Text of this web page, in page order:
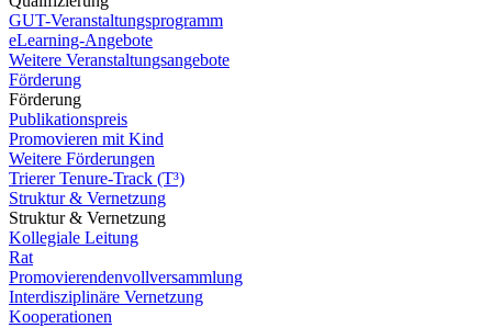
GUT-Veranstaltungsprogramm
eLearning-Angebote
Weitere Veranstaltungsangebote
Förderung
Förderung
Publikationspreis
Promovieren mit Kind
Weitere Förderungen
Trierer Tenure-Track (T³)
Struktur & Vernetzung
Struktur & Vernetzung
Kollegiale Leitung
Rat
Promovierendenvollversammlung
Interdisziplinäre Vernetzung
Kooperationen